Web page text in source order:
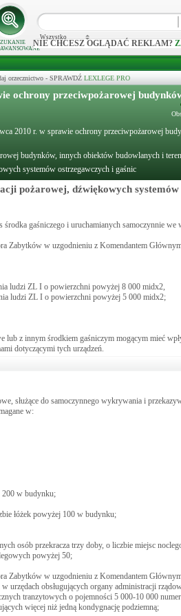
Wszystko
NIE CHCESZ OGLĄDAĆ REKLAM?
orzecznictwo - SPRAWDŹ LEXLEGE PRO
ochrony przeciwpożarowej
2010 r. w sprawie ochrony przeciwpożarowej
budynków, innych obiektów budowlanych i
systemów ostrzegawczych i gaśnic
pożarowej, dźwiękowych
środka gaśniczego i uruchamianych samoczynnie
Zabytków w uzgodnieniu z Komendantem
ludzi ZL I o powierzchni powyżej 8 000 midx2,
ludzi ZL I o powierzchni powyżej 5 000 midx2;
lub z innym środkiem gaśniczym mogącym mieć
dotyczącymi tych urządzeń.
służące do samoczynnego wykrywania i
w:
200 w budynku;
łóżek powyżej 100 w budynku;
osób przekracza trzy doby, o liczbie miejsc
powyżej 50;
Zabytków w uzgodnieniu z Komendantem
urzędach obsługujących organy administracji
tranzytowych o pojemności 5 000-10 000
więcej niż jedną kondygnację podziemną;